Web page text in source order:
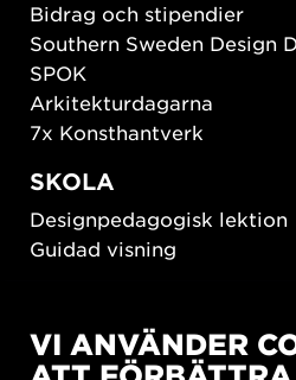
Bidrag och stipendier
Southern Sweden Design
SPOK
Arkitekturdagarna
7x Konsthantverk
SKOLA
Designpedagogisk lektion
Guidad visning
New European Bauhaus
SUSTAINORDIC
VI ANVÄNDER